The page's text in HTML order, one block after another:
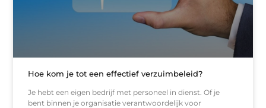
Hoe kom je tot een effectief verzuimbeleid?
Je hebt een eigen bedrijf met personeel in dienst. Of je
bent binnen je organisatie verantwoordelijk voor